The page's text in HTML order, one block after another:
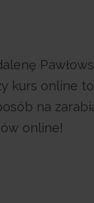
kurs online
na
online!